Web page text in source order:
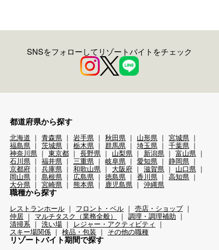
SNSをフォローしてリゾートバイトをチェック
都道府県から探す
北海道 青森県 岩手県 秋田県 山形県
宮城県
福島県
茨城県 栃木県 群馬県 埼玉県
千葉県
神奈川県
東京都 長野県 山梨県 新潟県
富山県
石川県
福井県 三重県 岐阜県 愛知県
静岡県
京都府
兵庫県 和歌山県 大阪府 滋賀県
山口県
岡山県
島根県 広島県 徳島県 香川県
高知県
大分県
宮崎県 熊本県 鹿児島県 沖縄県
職種から探す
レストランホール フロント・ベル
売店・ショップ
仲居
マルチタスク（業務全般）
調理・調理補助
清掃系
洗い場
レジャー・アクティビティ
スキー場関係
検品・包装 その他の職種
リゾートバイト期間で探す